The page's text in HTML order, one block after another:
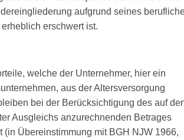
aufgrund seines
erschwert ist.
welche der Unternehmer, hier ein
aus der Altersversorgung
bei der Berücksichtigung des auf
Ausgleichs anzurechnenden Betrages
(in Übereinstimmung mit BGH NJW 1966,